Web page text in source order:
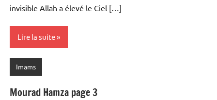
invisible Allah a élevé le Ciel […]
Lire la suite
Imams
Mourad Hamza page 3